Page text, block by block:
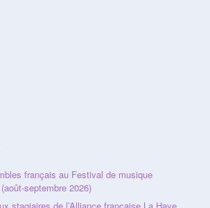
français au Festival de musique
septembre 2026)